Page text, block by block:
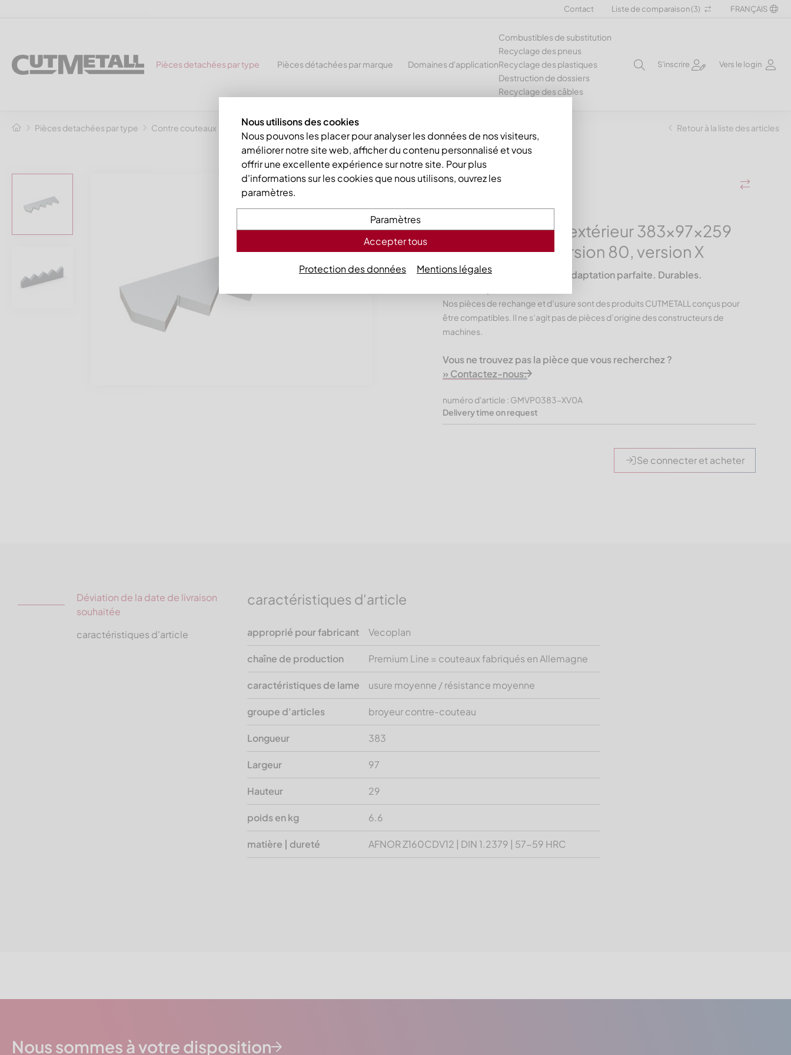
Contact Liste de comparaison (3) FRANÇAIS
Pièces detachées par type Pièces détachées par marque Domaines d'application
Combustibles de substitution
Recyclage des pneus
Recyclage des plastiques
Destruction de dossiers
Recyclage des câbles
S'inscrire Vers le login
Pièces detachées par type Contre couteaux Contre-couteau extérieur 383x97x259 Premium Line, version 80, version X Retour à la liste des articles
Contre-couteau extérieur 383x97x259
Premium Line, version 80, version X
Produits CUTMETALL – Une adaptation parfaite. Durables.
Nos pièces de rechange et d’usure sont des produits CUTMETALL conçus pour
être compatibles. Il ne s’agit pas de pièces d’origine des constructeurs de
machines.
Vous ne trouvez pas la pièce que vous recherchez ?
» Contactez-nous.
numéro d'article : GMVP0383-XV0A
Delivery time on request
Se connecter et acheter
Déviation de la date de livraison
souhaitée
caractéristiques d'article
caractéristiques d'article
approprié pour fabricant Vecoplan
chaîne de production Premium Line = couteaux fabriqués en Allemagne
caractéristiques de lame usure moyenne / résistance moyenne
groupe d'articles broyeur contre-couteau
Longueur 383
Largeur 97
Hauteur 29
poids en kg 6.6
matière | dureté AFNOR Z160CDV12 | DIN 1.2379 | 57-59 HRC
Nous sommes à votre disposition
Nous utilisons des cookies
Nous pouvons les placer pour analyser les données de nos visiteurs,
améliorer notre site web, afficher du contenu personnalisé et vous
offrir une excellente expérience sur notre site. Pour plus
d'informations sur les cookies que nous utilisons, ouvrez les
paramètres.
Paramètres
Accepter tous
Protection des données Mentions légales